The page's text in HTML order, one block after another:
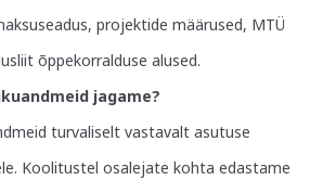
projektide määrused, MTÜ
õppekorralduse alused.
jagame?
turvaliselt vastavalt asutuse
Koolitustel osalejate kohta edastame